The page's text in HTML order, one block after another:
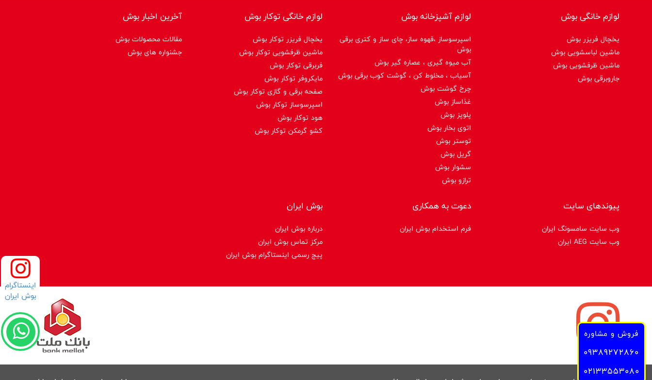
فروش و مشاوره
09389272860
02133553080
اینستاگرام
بوش ایران
لوازم خانگی بوش
یخچال فریزر بوش
ماشین لباسشویی بوش
ماشین ظرفشویی بوش
جاروبرقی بوش
لوازم آشپزخانه بوش
اسپرسوساز ،قهوه ساز، چای ساز و کتری برقی
بوش
آب میوه گیری ، عصاره گیر بوش
آسیاب ، مخلوط کن ، گوشت کوب برقی بوش
چرخ گوشت بوش
غذاساز بوش
پلوپز بوش
اتوی بخار بوش
توستر بوش
گریل بوش
سشوار بوش
ترازو بوش
لوازم خانگی توکار بوش
یخچال فریزر توکار بوش
ماشین ظرفشویی توکار بوش
فربرقی توکار بوش
مایکروفر توکار بوش
صفحه برقی و گازی توکار بوش
اسپرسوساز توكار بوش
هود توکار بوش
کشو گرمکن توکار بوش
آخرین اخبار بوش
مقالات محصولات بوش
جشنواره های بوش
پیوندهای سایت
وب سایت سامسونگ ایران
وب سایت AEG ایران
دعوت به همکاری
فرم استخدام بوش ایران
بوش ایران
درباره بوش ایران
مرکز تماس بوش ایران
پیج رسمی اینستاگرام بوش ایران